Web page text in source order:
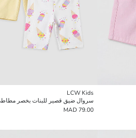
LCW Kids
79.00 MAD